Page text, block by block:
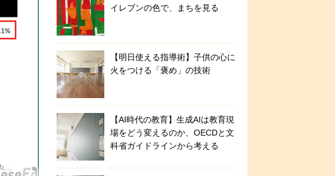
イレブンの色で、まちを見る
【明日使える指導術】子供の心に
火をつける「褒め」の技術
【AI時代の教育】生成AIは教育現
場をどう変えるのか、OECDと文
科省ガイドラインから考える